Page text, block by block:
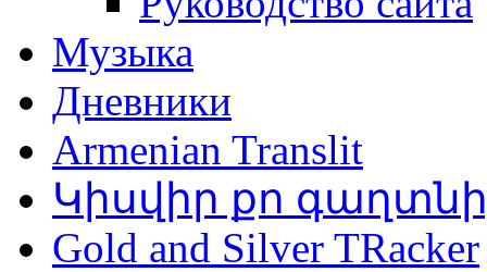
Музыка
Дневники
Armenian Translit
Կիսվիր քո
Gold and Silver TRacker